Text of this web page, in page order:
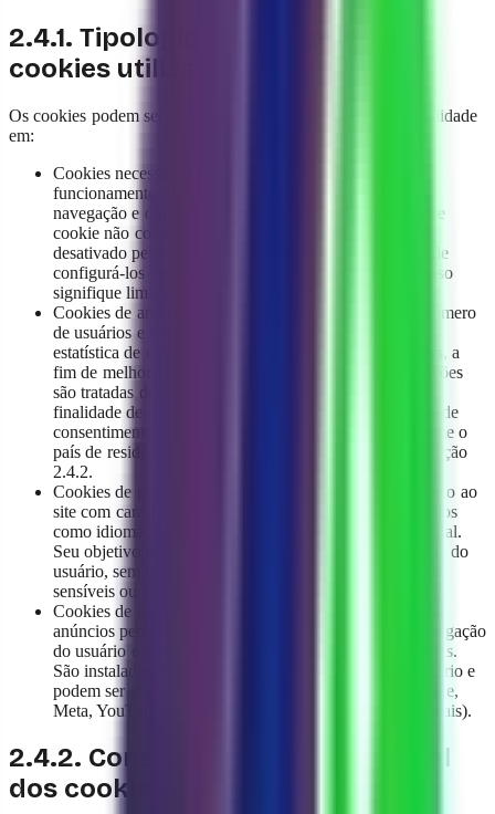
2.4.1. Tipologia e finalidade dos
cookies utilizados
Os cookies podem ser classificados de acordo com a sua finalidade
em:
Cookies necessários ou técnicos: possibilitam o
funcionamento do site ou da Plataforma e permitem a
navegação e o uso de suas funções básicas. Esse tipo de
cookie não coleta informações pessoais e não pode ser
desativado pelos sistemas da Plataforma. O usuário pode
configurá-los diretamente em seu navegador, embora isso
signifique limitar o funcionamento do site.
Cookies de análise ou medição: Permitem calcular o número
de usuários e realizar o acompanhamento e a análise
estatística de como o Site ou a Plataforma são utilizados, a
fim de melhorar sua estrutura e conteúdos. As informações
são tratadas de forma agregada ou anonimizada e com
finalidade de avaliação interna. A base legal e o regime de
consentimento aplicável a esses cookies variam conforme o
país de residência do usuário, conforme detalhado na seção
2.4.2.
Cookies de personalização: permitem o acesso do usuário ao
site com características predefinidas com base em critérios
como idioma, tipo de navegador ou configuração regional.
Seu objetivo principal é facilitar e otimizar a experiência do
usuário, sem que isso implique na coleta de informações
sensíveis ou identificáveis.
Cookies de publicidade ou marketing: permitem mostrar
anúncios personalizados de acordo com o perfil de navegação
do usuário e medir a eficácia das campanhas publicitárias.
São instalados apenas com a autorização prévia do usuário e
podem ser próprios ou de terceiros (por exemplo, Google,
Meta, YouTube ou outros fornecedores de serviços digitais).
2.4.2. Consentimento e base legal
dos cookies